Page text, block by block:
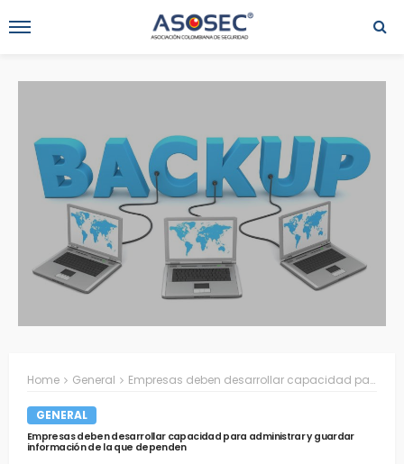
Home General Empresas deben desarrollar capacidad para administrar y guardar información de la que dependen
GENERAL
Empresas deben desarrollar capacidad para administrar y guardar
información de la que dependen